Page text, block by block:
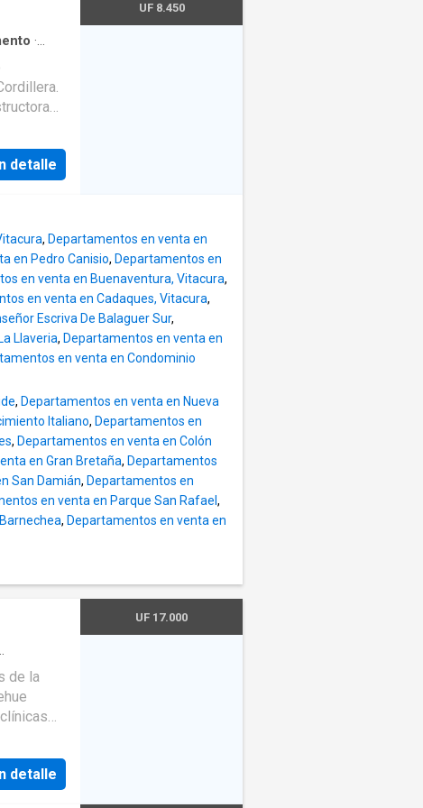
-
700
- 4
y
con
-
de
·
comunes:
CLP
de buen
diario.
y
en
usado
detalle
UF 8.450
, Departamentos en venta en
en Pedro Canisio, Departamentos en
en venta en Buenaventura, Vitacura,
en venta en Cadaques, Vitacura,
Escriva De Balaguer Sur,
Llaveria, Departamentos en venta en
en venta en Condominio
, Departamentos en venta en Nueva
Italiano, Departamentos en
, Departamentos en venta en Colón
en Gran Bretaña, Departamentos
San Damián, Departamentos en
en venta en Parque San Rafael ,
, Departamentos en venta en
·Patio
de la
y
y un
un
detalle
UF 17.000